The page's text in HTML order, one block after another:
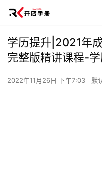
学历提升|2021年
完整版精讲课程-
2022年11月26日 下午7:03 默